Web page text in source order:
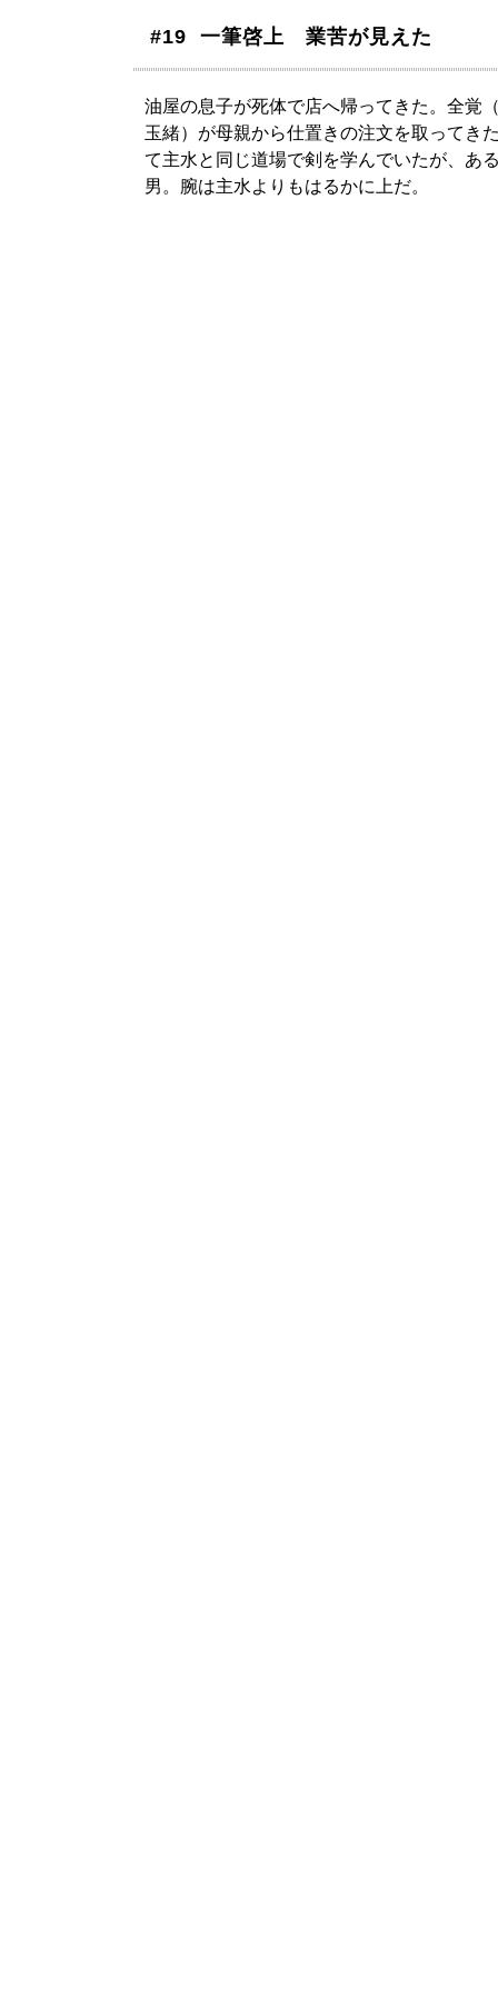
#19 一筆啓上 業苦が見えた
油屋の息子が死体で店へ帰ってきた。全覚
玉緒）が母親から仕置きの注文を取ってき
て主水と同じ道場で剣を学んでいたが、あ
男。腕は主水よりもはるかに上だ。